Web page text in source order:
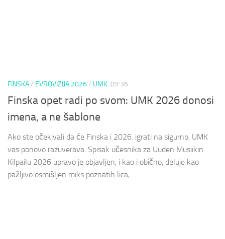
FINSKA/ EVROVIZIJA 2026/ UMK 09:36
Finska opet radi po svom: UMK 2026 donosi
imena, a ne šablone
Ako ste očekivali da će Finska i 2026. igrati na sigurno, UMK
vas ponovo razuverava. Spisak učesnika za Uuden Musiikin
Kilpailu 2026 upravo je objavljen, i kao i obično, deluje kao
pažljivo osmišljen miks poznatih lica,...